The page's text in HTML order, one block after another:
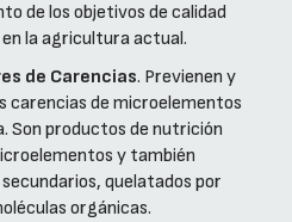
de los objetivos de calidad
la agricultura actual.
de Carencias. Previenen y
carencias de microelementos
Son productos de nutrición
y también
quelatados por
orgánicas.